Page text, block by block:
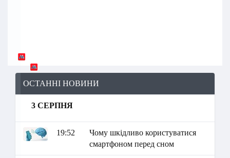
ОСТАННІ НОВИНИ
3 СЕРПНЯ
19:52
Чому шкідливо користуватися
смартфоном перед сном